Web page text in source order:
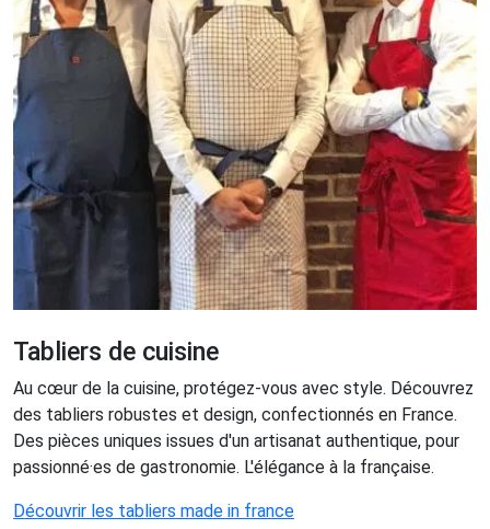
Tabliers de cuisine
Au cœur de la cuisine, protégez-vous avec style. Découvrez
des tabliers robustes et design, confectionnés en France.
Des pièces uniques issues d'un artisanat authentique, pour
passionné·es de gastronomie. L'élégance à la française.
Découvrir les tabliers made in france